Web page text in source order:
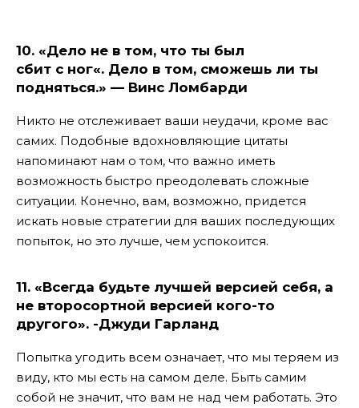
10. «Дело не в том, что ты был
сбит с ног«. Дело в том, сможешь ли ты
подняться.» — Винс Ломбарди
Никто не отслеживает ваши неудачи, кроме вас
самих. Подобные вдохновляющие цитаты
напоминают нам о том, что важно иметь
возможность быстро преодолевать сложные
ситуации. Конечно, вам, возможно, придется
искать новые стратегии для ваших последующих
попыток, но это лучше, чем успокоится.
11. «Всегда будьте лучшей версией себя, а
не второсортной версией кого-то
другого». -Джуди Гарланд
Попытка угодить всем означает, что мы теряем из
виду, кто мы есть на самом деле. Быть самим
собой не значит, что вам не над чем работать. Это